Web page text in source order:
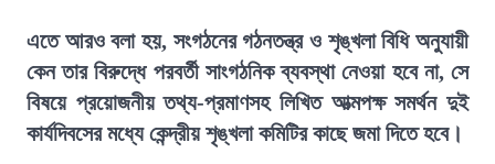
এতে আরও বলা হয়, সংগঠনের গঠনতন্ত্র ও শৃঙ্খলা বিধি অনুযায়ী
কেন তার বিরুদ্ধে পরবর্তী সাংগঠনিক ব্যবস্থা নেওয়া হবে না, সে
বিষয়ে প্রয়োজনীয় তথ্য-প্রমাণসহ লিখিত আত্মপক্ষ সমর্থন দুই
কার্যদিবসের মধ্যে কেন্দ্রীয় শৃঙ্খলা কমিটির কাছে জমা দিতে হবে।